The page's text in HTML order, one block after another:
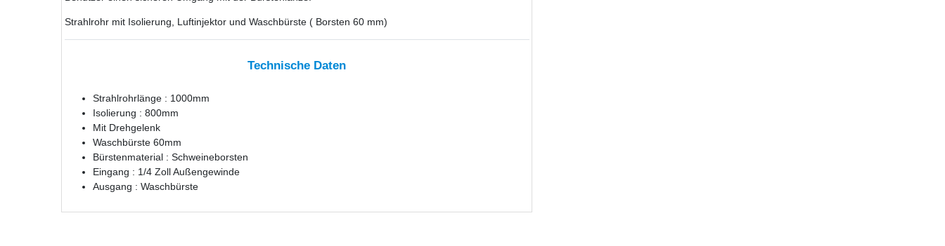
Strahlrohr mit Isolierung, Luftinjektor und Waschbürste ( Borsten 60 mm)
Technische Daten
Strahlrohrlänge : 1000mm
Isolierung : 800mm
Mit Drehgelenk
Waschbürste 60mm
Bürstenmaterial : Schweineborsten
Eingang : 1/4 Zoll Außengewinde
Ausgang : Waschbürste